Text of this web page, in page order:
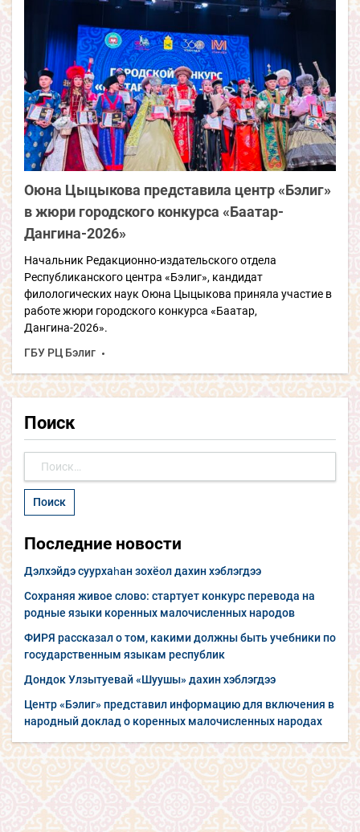
Оюна Цыцыкова представила центр «Бэлиг»
в жюри городского конкурса «Баатар-
Дангина-2026»
Начальник Редакционно-издательского отдела
Республиканского центра «Бэлиг», кандидат
филологических наук Оюна Цыцыкова приняла участие в
работе жюри городского конкурса «Баатар,
Дангина-2026».
ГБУ РЦ Бэлиг
Поиск
Последние новости
Дэлхэйдэ суурхаһан зохёол дахин хэблэгдээ
Сохраняя живое слово: стартует конкурс перевода на
родные языки коренных малочисленных народов
ФИРЯ рассказал о том, какими должны быть учебники по
государственным языкам республик
Дондок Улзытуевай «Шуушы» дахин хэблэгдээ
Центр «Бэлиг» представил информацию для включения в
народный доклад о коренных малочисленных народах